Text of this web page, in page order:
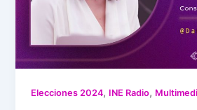
Elecciones 2024, INE Radio,